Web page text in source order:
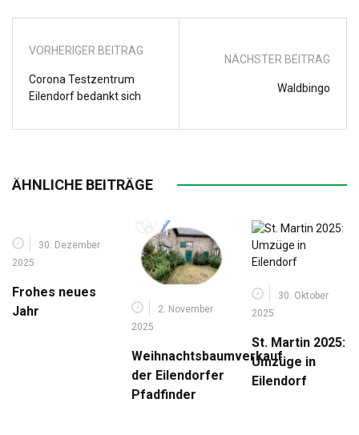
VORHERIGER BEITRAG
Corona Testzentrum
Eilendorf bedankt sich
NÄCHSTER BEITRAG
Waldbingo
ÄHNLICHE BEITRÄGE
30. Dezember
2025
Frohes neues
Jahr
2. November
2025
Weihnachtsbaumverkauf
der Eilendorfer
Pfadfinder
30. Oktober
2025
St. Martin 2025:
Umzüge in
Eilendorf